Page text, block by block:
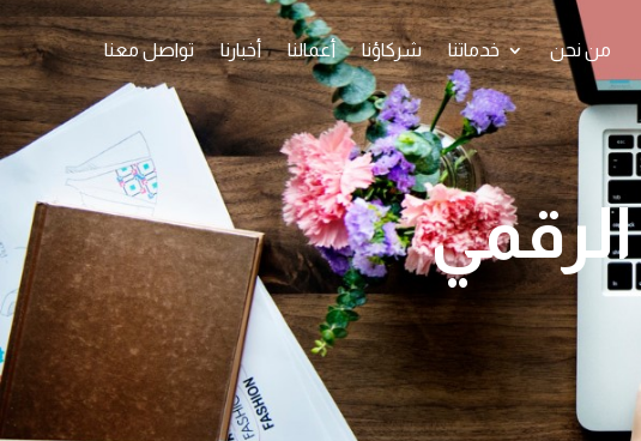
من نحن خدماتنا شركاؤنا أعمالنا أخبارنا تواصل معنا